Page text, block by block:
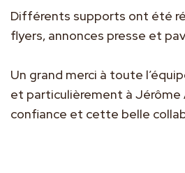
Différents supports ont été
flyers, annonces presse et
Un grand merci à toute
et particulièrement à Jérôme
confiance et cette belle